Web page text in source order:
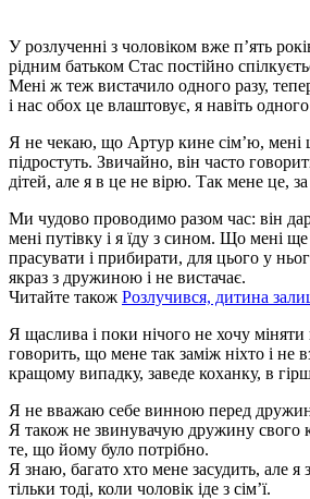
У розлученні з чоловіком вже п’ять
рідним батьком Стас постійно
Мені ж теж вистачило одного разу,
і нас обох це влаштовує, я навіть
Я не чекаю, що Артур кине сім’ю, мені
підростуть. Звичайно, він часто
дітей, але я в це не вірю. Так мене це,
Ми чудово проводимо разом час: він
мені путівку і я їду з сином. Що мені
прасувати і прибирати, для цього у
якраз з дружиною і не вистачає.
Читайте також Розлучився, дитина
Я щаслива і поки нічого не хочу
говорить, що мене так заміж ніхто і не
кращому випадку, заведе коханку, в
Я не вважаю себе винною перед
Я також не звинувачую дружину свого
те, що йому було потрібно.
Я знаю, багато хто мене засудить, але
тільки тоді, коли чоловік іде з сім’ї.